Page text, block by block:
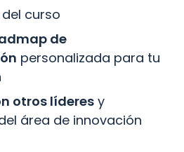
del curso
de
personalizada para tu
otros líderes y
área de innovación